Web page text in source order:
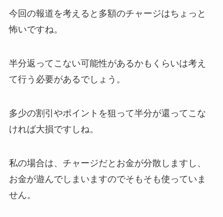
今回の報道を考えると多額のチャージはちょっと
怖いですね。
半分返ってこない可能性があるかもくらいは考え
て行う必要があるでしょう。
多少の割引やポイントを狙って半分が還ってこな
ければ大損ですしね。
私の場合は、チャージだとお金が分散しますし、
お金が遊んでしまいますのでそもそも使っていま
せん。